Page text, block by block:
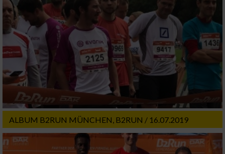
ALBUM B2RUN MÜNCHEN, B2RUN / 16.07.2019